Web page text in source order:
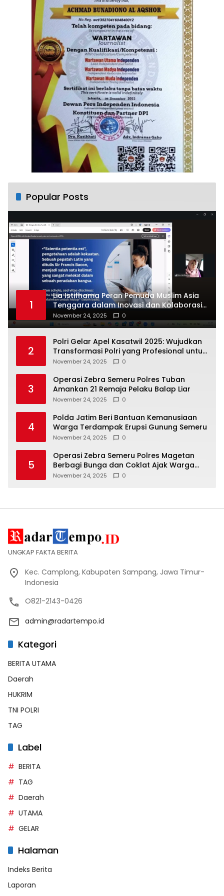
Popular Posts
1
Lia Istifhama Peran Pemuda Muslim Asia
Tenggara dalam Inovasi dan Kolaborasi
Internasional
November 24, 2025 0
2
Polri Gelar Apel Kasatwil 2025: Wujudkan
Transformasi Polri yang Profesional untuk
Masyarakat
November 24, 2025 0
3
Operasi Zebra Semeru Polres Tuban
Amankan 21 Remaja Pelaku Balap Liar
November 24, 2025 0
4
Polda Jatim Beri Bantuan Kemanusiaan
Warga Terdampak Erupsi Gunung Semeru
November 24, 2025 0
5
Operasi Zebra Semeru Polres Magetan
Berbagi Bunga dan Coklat Ajak Warga
Tertib Lalin
November 24, 2025 0
UNGKAP FAKTA BERITA
Kec. Camplong, Kabupaten Sampang, Jawa Timur-
Indonesia
O821-2143-0426
admin@radartempo.id
Kategori
BERITA UTAMA
Daerah
HUKRIM
TNI POLRI
TAG
Label
BERITA
TAG
Daerah
UTAMA
GELAR
Halaman
Indeks Berita
Laporan